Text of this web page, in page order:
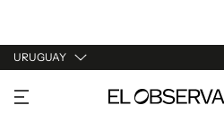
URUGUAY
URUGUAY